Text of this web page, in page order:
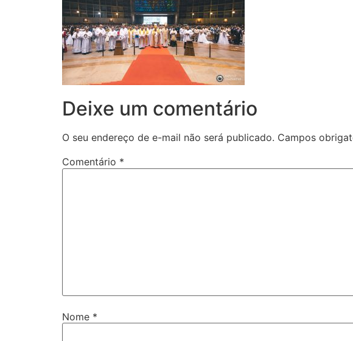
Deixe um comentário
O seu endereço de e-mail não será publicado. Campos
Comentário *
Nome *